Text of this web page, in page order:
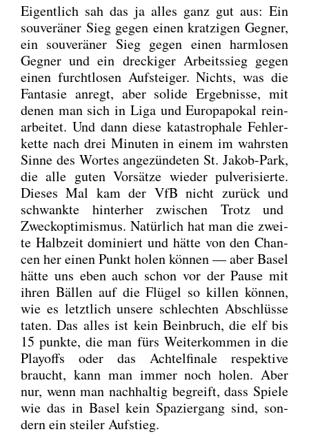
Eigent­lich sah das ja alles ganz gut aus: Ein
sou­ve­rä­ner Sieg gegen einen krat­zi­gen Geg­ner,
ein sou­ve­rä­ner Sieg gegen einen harm­lo­sen
Geg­ner und ein dre­cki­ger Arbeits­sieg gegen
einen furcht­lo­sen Auf­stei­ger. Nichts, was die
Fan­ta­sie anregt, aber soli­de Ergeb­nis­se, mit
denen man sich in Liga und Euro­pa­po­kal rein­
ar­bei­tet. Und dann die­se kata­stro­pha­le Feh­ler­
ket­te nach drei Minu­ten in einem im wahrs­ten
Sin­ne des Wor­tes ange­zün­de­ten St. Jakob-Park,
die alle guten Vor­sät­ze wie­der pul­ve­ri­sier­te.
Die­ses Mal kam der VfB nicht zurück und
schwank­te hin­ter­her zwi­schen Trotz und
Zweck­op­ti­mis­mus. Natür­lich hat man die zwei­
te Halb­zeit domi­niert und hät­te von den Chan­
cen her einen Punkt holen kön­nen — aber Basel
hät­te uns eben auch schon vor der Pau­se mit
ihren Bäl­len auf die Flü­gel so kil­len kön­nen,
wie es letzt­lich unse­re schlech­ten Abschlüs­se
taten. Das alles ist kein Bein­bruch, die elf bis
15 punk­te, die man fürs Wei­ter­kom­men in die
Play­offs oder das Ach­tel­fi­na­le respek­ti­ve
braucht, kann man immer noch holen. Aber
nur, wenn man nach­hal­tig begreift, dass Spie­le
wie das in Basel kein Spa­zier­gang sind, son­
dern ein stei­ler Auf­stieg.